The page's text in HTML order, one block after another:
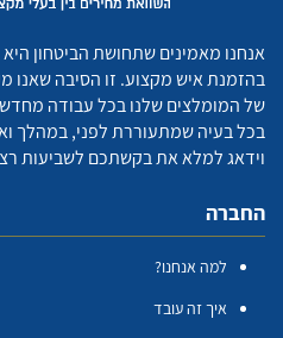
אנחנו מאמינים שתחושת הביטחון
בהזמנת איש מקצוע. זו הסיבה שאנו
של המומלצים שלנו בכל עבודה
בכל בעיה שמתעוררת לפני, במהלך
וידאג למלא את בקשתכם לשביעות
החברה
למה אנחנו?
איך זה עובד